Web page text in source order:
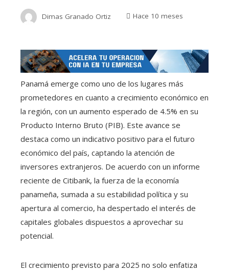
Dimas Granado Ortiz Hace 10 meses
Panamá emerge como uno de los lugares más
prometedores en cuanto a crecimiento económico en
la región, con un aumento esperado de 4.5% en su
Producto Interno Bruto (PIB). Este avance se
destaca como un indicativo positivo para el futuro
económico del país, captando la atención de
inversores extranjeros. De acuerdo con un informe
reciente de Citibank, la fuerza de la economía
panameña, sumada a su estabilidad política y su
apertura al comercio, ha despertado el interés de
capitales globales dispuestos a aprovechar su
potencial.
El crecimiento previsto para 2025 no solo enfatiza